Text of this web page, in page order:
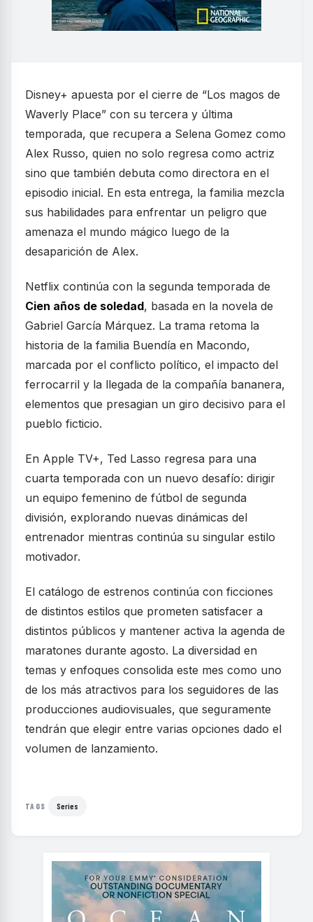
Disney+ apuesta por el cierre de “Los magos de
Waverly Place” con su tercera y última
temporada, que recupera a Selena Gomez como
Alex Russo, quien no solo regresa como actriz
sino que también debuta como directora en el
episodio inicial. En esta entrega, la familia mezcla
sus habilidades para enfrentar un peligro que
amenaza el mundo mágico luego de la
desaparición de Alex.
Netflix continúa con la segunda temporada de
Cien años de soledad, basada en la novela de
Gabriel García Márquez. La trama retoma la
historia de la familia Buendía en Macondo,
marcada por el conflicto político, el impacto del
ferrocarril y la llegada de la compañía bananera,
elementos que presagian un giro decisivo para el
pueblo ficticio.
En Apple TV+, Ted Lasso regresa para una
cuarta temporada con un nuevo desafío: dirigir
un equipo femenino de fútbol de segunda
división, explorando nuevas dinámicas del
entrenador mientras continúa su singular estilo
motivador.
El catálogo de estrenos continúa con ficciones
de distintos estilos que prometen satisfacer a
distintos públicos y mantener activa la agenda de
maratones durante agosto. La diversidad en
temas y enfoques consolida este mes como uno
de los más atractivos para los seguidores de las
producciones audiovisuales, que seguramente
tendrán que elegir entre varias opciones dado el
volumen de lanzamiento.
TAGS Series